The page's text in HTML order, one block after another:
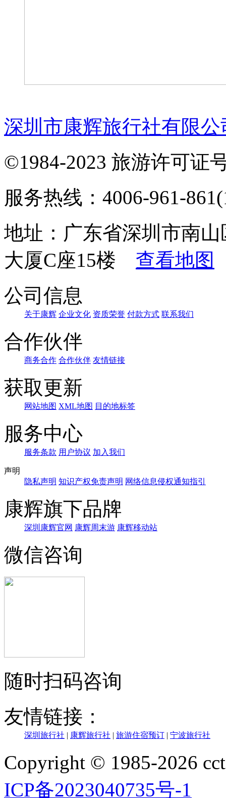
深圳市康辉旅行社有限
©1984-2023 旅游许可证
服务热线：4006-961-
地址：广东省深圳市南
大厦C座15楼 查看地图
公司信息
关于康辉 企业文化 资质荣誉 付款方式 联系我们
合作伙伴
商务合作 合作伙伴 友情链接
获取更新
网站地图 XML地图 目的地标签
服务中心
服务条款 用户协议 加入我们
声明
隐私声明 知识产权免责声明 网络信息侵权通知指引
康辉旗下品牌
深圳康辉官网 康辉周末游 康辉移动站
微信咨询
随时扫码咨询
友情链接：
深圳旅行社 | 康辉旅行社 | 旅游住宿预订 | 宁波旅行社
Copyright © 1985-2026
ICP备2023040735号-1